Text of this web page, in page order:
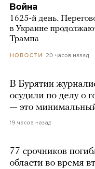
Война
1625-й день.
в Украине
Трампа
НОВОСТИ 20 часов назад
В Бурятии
осудили по делу о
— это минимальный
19 часов назад
77 срочников
области во время